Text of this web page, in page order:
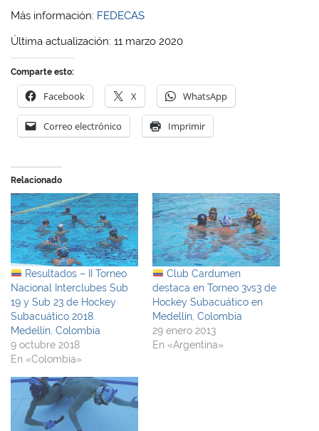
Más información: FEDECAS
Última actualización: 11 marzo 2020
Comparte esto:
Facebook X WhatsApp
Correo electrónico Imprimir
Relacionado
Resultados – II Torneo
Nacional Interclubes Sub
19 y Sub 23 de Hockey
Subacuático 2018.
Medellín, Colombia
9 octubre 2018
En «Colombia»
Club Cardumen
destaca en Torneo 3vs3 de
Hockey Subacuático en
Medellín, Colombia
29 enero 2013
En «Argentina»